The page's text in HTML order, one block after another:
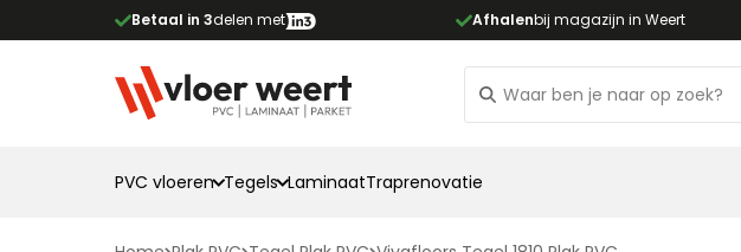
Betaal in 3delen met Afhalenbij magazijn in Weert
PVC vloeren Tegels LaminaatTraprenovatie